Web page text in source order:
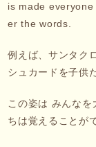
is made
er the words.
例えば、サンタク
シュカードを子供
この姿は みんなを
ちは覚えることが